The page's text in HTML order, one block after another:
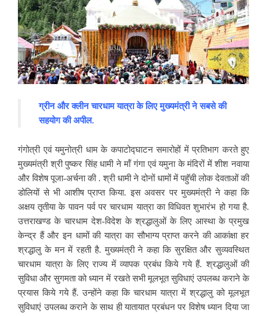
ग्रीन और क्लीन चारधाम यात्रा के लिए मुख्यमंत्री ने सबसे की
सहयोग की अपील.
गंगोत्री एवं यमुनोत्री धाम के कपाटोद्घाटन समारोहों में प्रतिभाग करते हुए
मुख्यमंत्री श्री पुष्कर सिंह धामी ने मॉं गंगा एवं यमुना के मंदिरों में शीश नवाया
और विशेष पूजा-अर्चना की . श्री धामी ने दोनों धामों में पहॅुची लोक देवताओं की
डोलियों से भी आशीष प्राप्त किया. इस अवसर पर मुख्यमंत्री ने कहा कि
अक्षय तृतीया के पावन पर्व पर चारधाम यात्रा का विधिवत शुभारंभ हो गया है.
उत्तराखण्ड के चारधाम देश-विदेश के श्रद्धालुओं के लिए आस्था के प्रमुख
केन्द्र हैं और इन धामों की यात्रा का सौभाग्य प्राप्त करने की आकांक्षा हर
श्रद्धालु के मन में रहती है. मुख्यमंत्री ने कहा कि सुरक्षित और सुव्यवस्थित
चारधाम यात्रा के लिए राज्य में व्यापक प्रबंध किये गये हैं. श्रद्धालुओं की
सुविधा और सुगमता को ध्यान में रखते सभी मूलभूत सुविधाएं उपलब्ध कराने के
प्रयास किये गये हैं. उन्होंने कहा कि चारधाम यात्रा में श्रद्धालु को मूलभूत
सुविधाएं उपलब्ध कराने के साथ ही यातायात प्रबंधन पर विशेष ध्यान दिया जा